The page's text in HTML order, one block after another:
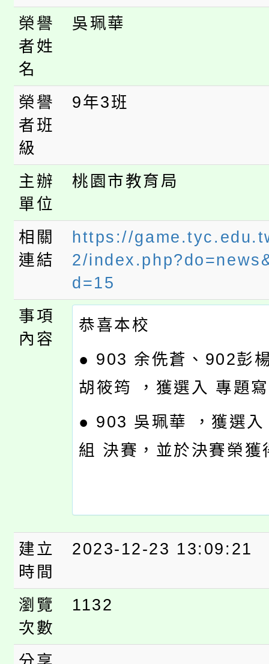
程
榮譽
者姓
名
吳珮華
榮譽
者班
級
9年3班
主辦
單位
桃園市教育局
相關
連結
https://
2/
d=15
事項
內容
恭喜本校
● 903 余侁蒼、902彭
胡筱筠 ，獲選入 專題
● 903 吳珮華 ，獲選入
組 決賽，並於決賽榮獲
建立
時間
2023-12-23 13:09:21
瀏覽
次數
1132